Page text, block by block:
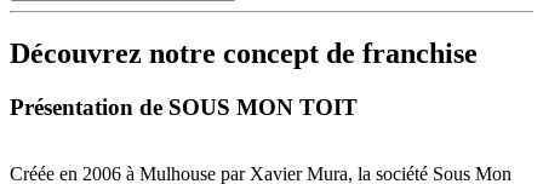
Découvrez notre concept de franchise
Présentation de SOUS MON TOIT
Créée en 2006 à Mulhouse par Xavier Mura, la société Sous Mon